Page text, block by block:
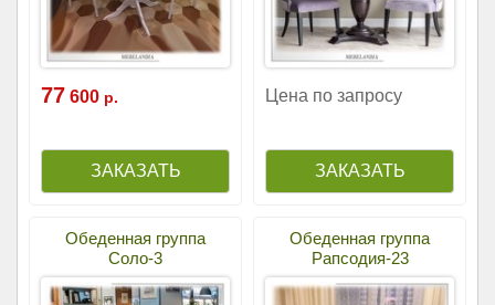
77 600 р. Цена по запросу
Обеденная группа
Соло-3
Обеденная группа
Рапсодия-23